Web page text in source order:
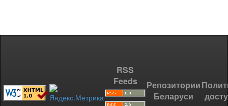
RSS
Feeds
Репозитории
Беларуси